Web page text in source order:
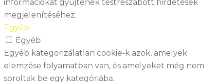
információkat gyűjtenek testreszabott hirdetések
megjelenítéséhez.
Egyéb
Egyéb
Egyéb kategorizálatlan cookie-k azok, amelyek
elemzése folyamatban van, és amelyeket még nem
soroltak be egy kategóriába.